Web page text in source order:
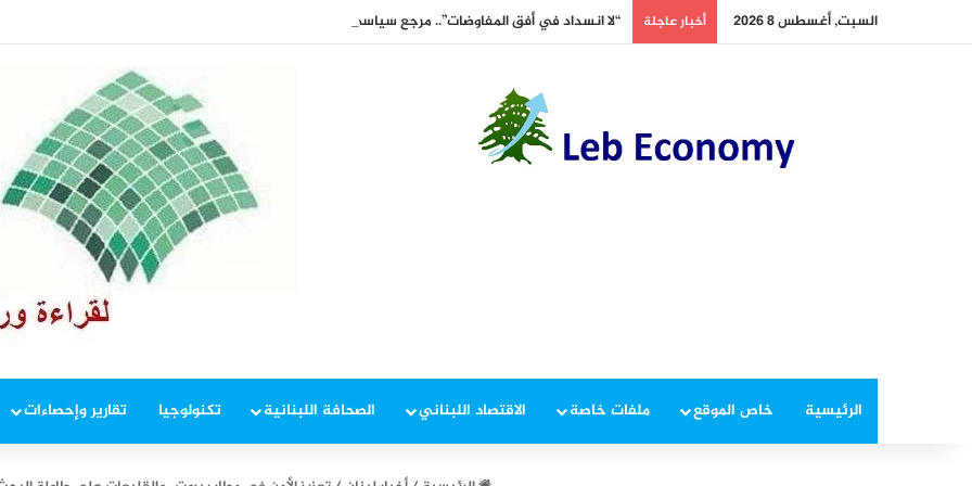
السبت, أغسطس 8 2026 أخبار عاجلة “لا انسداد في أفق المفاوضات”.. مرجع سياسي: ما زلنا في بداية الطريق( الجمهورية 8 آب)
الرئيسية خاص الموقع ملفات خاصة الاقتصاد اللبناني الصحافة اللبنانية تكنولوجيا تقارير وإحصاءات